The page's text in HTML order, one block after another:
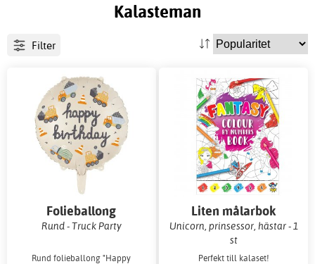
Kalasteman
Filter
Folieballong
Rund - Truck Party
Rund folieballong "Happy
Liten målarbok
Unicorn, prinsessor, hästar - 1
st
Perfekt till kalaset!